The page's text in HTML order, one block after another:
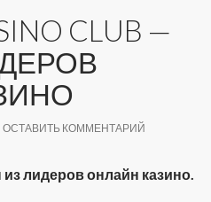
CLUB —
ОСТАВИТЬ КОММЕНТАРИЙ
лидеров онлайн казино.